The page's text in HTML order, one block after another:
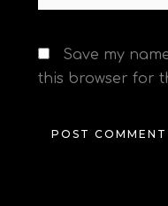
Save my
this browser for